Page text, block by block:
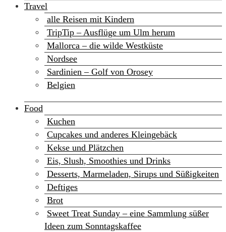
Travel
alle Reisen mit Kindern
TripTip – Ausflüge um Ulm herum
Mallorca – die wilde Westküste
Nordsee
Sardinien – Golf von Orosey
Belgien
Food
Kuchen
Cupcakes und anderes Kleingebäck
Kekse und Plätzchen
Eis, Slush, Smoothies und Drinks
Desserts, Marmeladen, Sirups und Süßigkeiten
Deftiges
Brot
Sweet Treat Sunday – eine Sammlung süßer
Ideen zum Sonntagskaffee